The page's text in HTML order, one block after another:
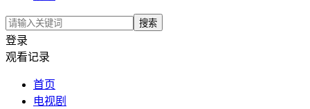
搜索
登录
观看记录
首页
电视剧